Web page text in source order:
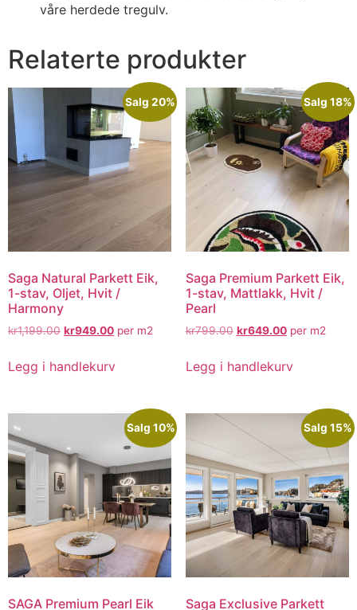
våre herdede tregulv.
Relaterte produkter
Salg 20%
Saga Natural Parkett Eik,
1-stav, Oljet, Hvit /
Harmony
kr1,199.00 kr949.00 per m2
Legg i handlekurv
Salg 18%
Saga Premium Parkett Eik,
1-stav, Mattlakk, Hvit /
Pearl
kr799.00 kr649.00per m2
Legg i handlekurv
Salg 10%
SAGA Premium Pearl Eik
Salg 15%
Saga Exclusive Parkett